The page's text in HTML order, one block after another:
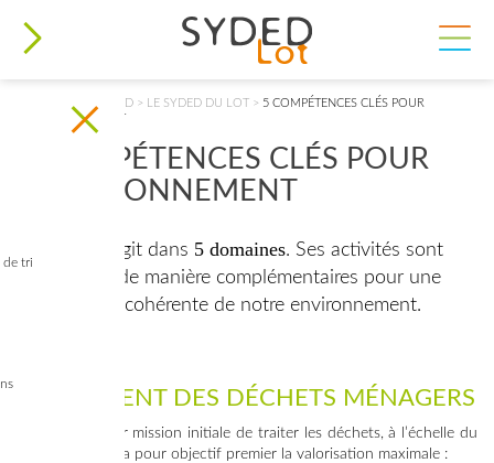
de tri
VOUS ÊTES ICI
> LE SYDED > LE SYDED DU LOT > 5 COMPÉTENCES CLÉS POUR
L’ENVIRONNEMENT
5 COMPÉTENCES CLÉS POUR
L’ENVIRONNEMENT
Le SYDED agit dans 5 domaines. Ses activités sont
orchestrées de manière complémentaires pour une
gestion plus cohérente de notre environnement.
TRAITEMENT DES DÉCHETS MÉNAGERS
Le Syded a pour mission initiale de traiter les déchets, à l’échelle du
département. Il a pour objectif premier la valorisation maximale :